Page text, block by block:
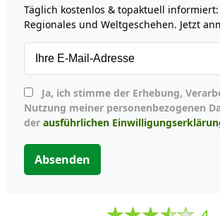
Täglich kostenlos & topaktuell
Regionales und Weltgeschehen. Jetzt
Nutzung meiner personenbezogenen
der ausführlichen
Absenden